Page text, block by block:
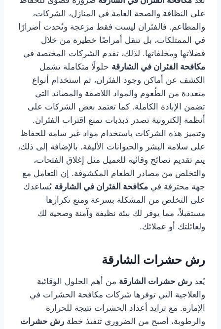
على النظافة والصحة العامة في المنازل، الشركات،
والمطاعم. فالفئران ليست فقط مزعجة وتُحدث أضرارًا
في الممتلكات، بل تنقل أمراضًا خطيرة من خلال
فضلاتها ومخلفاتها. لذلك، تقدم الشركات المختصة في
مكافحة الفئران في الشارقة حلولًا متكاملة تشمل
الكشف عن أماكن وجود الفئران، ثم استخدام أنواع
متعددة من الطُعوم والمواد اللاصقة والمصائد التي
تضمن الإبادة الكاملة. كما تعتمد بعض الشركات على
أنظمة إلكترونية تصدر ذبذبات تمنع اقتراب الفئران.
وتتميز هذه الشركات باستخدام مواد غير سامة للحفاظ
على سلامة البشر والحيوانات الأليفة. بالإضافة إلى ذلك،
يتم تقديم نصائح وقائية للعميل مثل إغلاق الفتحات،
والتخلص من مصادر الطعام المكشوفة. إن التعامل مع
جهة محترفة في مكافحة الفئران في الشارقة يُساعدك
على التخلص من المشكلة بسرعة ومنع تكرارها
مستقبلاً، مما يوفر لك بيئة نظيفة وآمنة وصحية لك
ولعائلتك أو عملائك.
رش حشرات الشارقة
يُعد رش حشرات الشارقة من أهم الحلول الوقائية
والعلاجية التي توفرها شركات مكافحة الحشرات في
الإمارة. مع تزايد أعداد الحشرات نتيجة للحرارة
والرطوبة، أصبح من الضروري تنفيذ خطة رش حشرات